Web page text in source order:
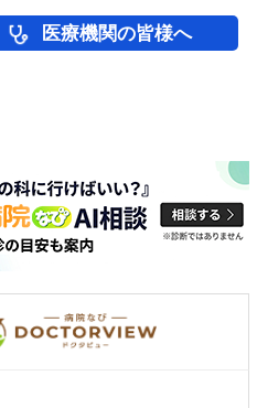
医療機関の皆様へ